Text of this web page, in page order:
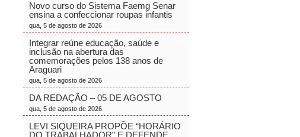
Novo curso do Sistema Faemg Senar
ensina a confeccionar roupas infantis
qua, 5 de agosto de 2026
Integrar reúne educação, saúde e
inclusão na abertura das
comemorações pelos 138 anos de
Araguari
qua, 5 de agosto de 2026
DA REDAÇÃO – 05 DE AGOSTO
qua, 5 de agosto de 2026
LEVI SIQUEIRA PROPÕE “HORÁRIO
DO TRABALHADOR” E DEFENDE